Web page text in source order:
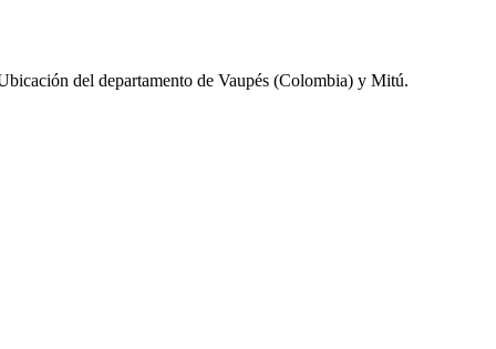
del departamento de Vaupés (Colombia) y Mitú.